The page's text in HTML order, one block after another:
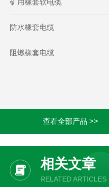
矿用橡套软电缆
防水橡套电缆
阻燃橡套电缆
查看全部产品 >>
相关文章
RELATED ARTICLES